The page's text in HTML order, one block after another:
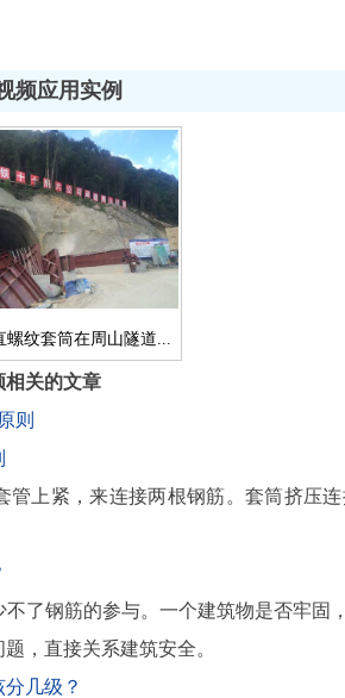
频应用实例
螺纹套筒在周山隧道...
相关的文章
则
管上紧，来连接两根钢筋。套筒挤压
了钢筋的参与。一个建筑物是否牢
，直接关系建筑安全。
几级？